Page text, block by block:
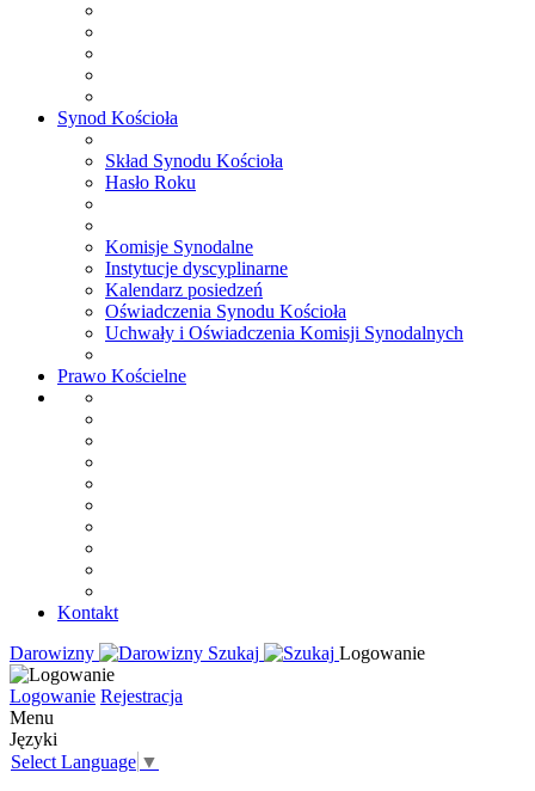
Synod Kościoła
Skład Synodu Kościoła
Hasło Roku
Komisje Synodalne
Instytucje dyscyplinarne
Kalendarz posiedzeń
Oświadczenia Synodu Kościoła
Uchwały i Oświadczenia Komisji Synodalnych
Prawo Kościelne
Kontakt
Darowizny
Szukaj Logowanie
Logowanie Rejestracja
Menu
Języki
Select Language ▼